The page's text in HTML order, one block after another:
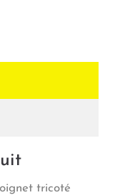
tricoté